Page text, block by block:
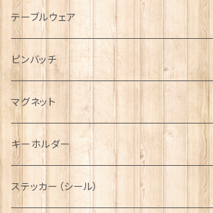
キャップ
ハンチング帽
キャスケット
ディアストーカー
ニット帽
Tシャツ
マフラー
タータン【Bronte by Moon】
タータン【Glencroft】
ボタンラップマフラー【Aran Traditions】
サッシュ
スカーフ
ファッションマスク
ブローチ
ペンダント
チャーム
その他のアクセサリー
インテリア置物
ラブスプーン
ラブスプーン【SION LLEWELLYN】
ラブスプーン【PAUL CURTIS】
ファブリック
テーブルウェア
ティータオル
ペーパーナプキン
ティーコジー
その他テーブルウェア
ピンバッチ
ジェネラルデザイン
乗り物
動物＆植物
ミリタリー
NAVY
ピューター
マグネット
キーホルダー
ステッカー（シール）